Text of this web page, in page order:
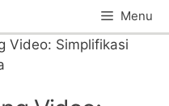
Menu
Video: Simplifikasi